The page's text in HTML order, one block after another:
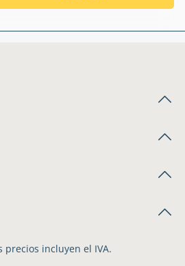
precios incluyen el IVA.